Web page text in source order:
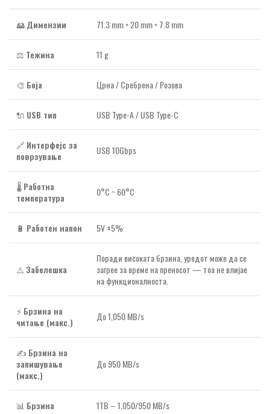
🖴Димензии 71.3 mm × 20 mm × 7.8 mm
⚖️ Тежина 11 g
🎨 Боја Црна / Сребрена / Розова
🔌 USB тип USB Type-A / USB Type-C
🔗 Интерфејс за
поврзување
USB 10Gbps
🌡️Работна
температура
0°C ~ 60°C
🔋 Работен напон 5V ±5%
⚠️ Забелешка
Поради високата брзина, уредот може да се
загрее за време на преносот — тоа не влијае
на функционалноста.
⚡ Брзина на
читање (макс.)
До 1,050 MB/s
✍️ Брзина на
запишување
(макс.)
До 950 MB/s
📊 Брзина 1TB – 1,050/950 MB/s